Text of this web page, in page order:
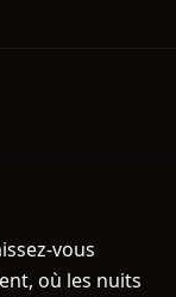
vous
où les nuits